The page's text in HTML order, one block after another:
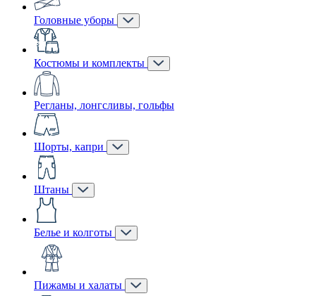
Головные уборы
Костюмы и комплекты
Регланы, лонгсливы, гольфы
Шорты, капри
Штаны
Белье и колготы
Пижамы и халаты